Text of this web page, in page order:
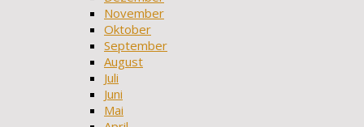
November
Oktober
September
August
Juli
Juni
Mai